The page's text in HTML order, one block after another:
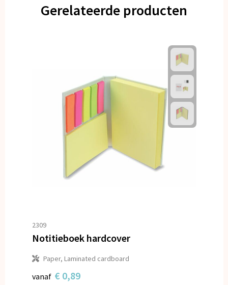
Gerelateerde producten
2309
Notitieboek hardcover
Paper, Laminated cardboard
vanaf € 0,89